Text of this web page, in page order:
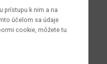
prístupu k nim a na
účelom sa údaje
cookie, môžete tu